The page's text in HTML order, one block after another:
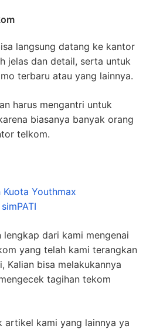
langsung datang ke kantor
jelas dan detail, serta untuk
terbaru atau yang lainnya.
harus mengantri untuk
biasanya banyak orang
telkom.
Youthmax
lengkap dari kami mengenai
yang telah kami terangkan
Kalian bisa melakukannya
tagihan tekom
artikel kami yang lainnya ya